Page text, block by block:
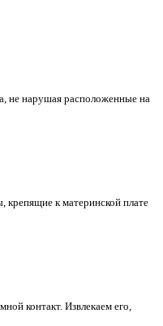
не нарушая расположенные на
крепящие к материнской плате
контакт. Извлекаем его,